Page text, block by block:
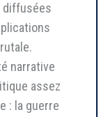
diffusées
narrative
assez
: la guerre